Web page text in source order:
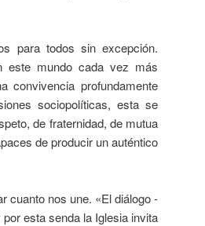
para todos sin excepción.
este mundo cada vez más
convivencia profundamente
sociopolíticas, esta se
de fraternidad, de mutua
de producir un auténtico
cuanto nos une. «El diálogo -
esta senda la Iglesia invita